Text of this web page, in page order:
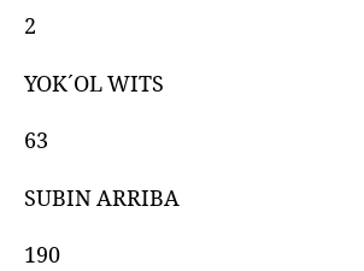
2
YOK´OL WITS
63
SUBIN ARRIBA
190